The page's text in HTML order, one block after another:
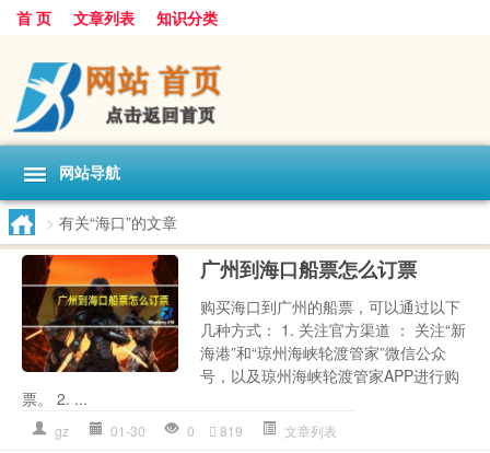
首 页 文章列表 知识分类
网站导航
> 有关“海口”的文章
广州到海口船票怎么订票
购买海口到广州的船票，可以通过以下
几种方式： 1. 关注官方渠道 ： 关注“新
海港”和“琼州海峡轮渡管家”微信公众
号，以及琼州海峡轮渡管家APP进行购
票。 2. ...
gz 01-30 0 819 文章列表